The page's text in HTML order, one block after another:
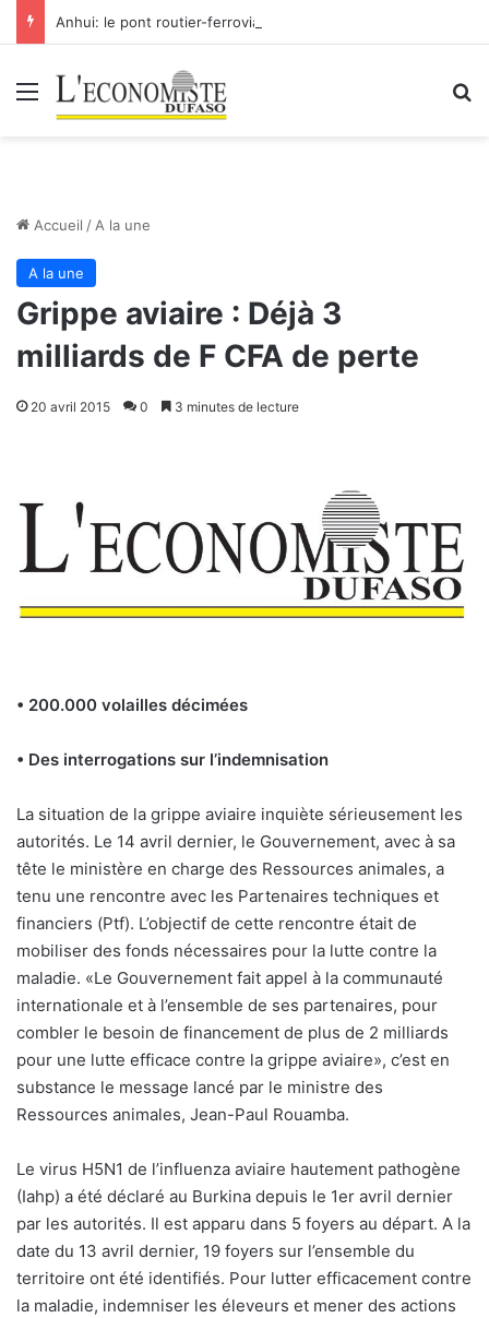
Menu
Accueil / A la une
A la une
Grippe aviaire : Déjà 3
milliards de F CFA de perte
20 avril 2015 0 3 minutes de lecture
• 200.000 volailles décimées
• Des interrogations sur l’indemnisation
La situation de la grippe aviaire inquiète sérieusement les
autorités. Le 14 avril dernier, le Gouvernement, avec à sa
tête le ministère en charge des Ressources animales, a
tenu une rencontre avec les Partenaires techniques et
financiers (Ptf). L’objectif de cette rencontre était de
mobiliser des fonds nécessaires pour la lutte contre la
maladie. «Le Gouvernement fait appel à la communauté
internationale et à l’ensemble de ses partenaires, pour
combler le besoin de financement de plus de 2 milliards
pour une lutte efficace contre la grippe aviaire», c’est en
substance le message lancé par le ministre des
Ressources animales, Jean-Paul Rouamba.
Le virus H5N1 de l’influenza aviaire hautement pathogène
(Iahp) a été déclaré au Burkina depuis le 1er avril dernier
par les autorités. Il est apparu dans 5 foyers au départ. A la
date du 13 avril dernier, 19 foyers sur l’ensemble du
territoire ont été identifiés. Pour lutter efficacement contre
la maladie, indemniser les éleveurs et mener des actions